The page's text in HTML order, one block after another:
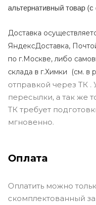
альтернативный товар
Доставка
ЯндексДоставка,
по г.Москве, либо
склада в г.Химки (см. в
отправкой через ТК .
пересылки, а так же
ТК требует
мгновенно.
Оплата
Оплатить можно
скомплектованный